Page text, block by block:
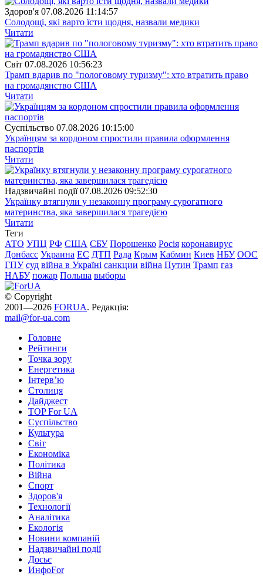
Здоров'я 07.08.2026 11:14:57
Солодощі, які варто їсти щодня, назвали медики
Читати
Свiт 07.08.2026 10:56:23
Трамп вдарив по "пологовому туризму": хто втратить право
на громадянство США
Читати
Суспiльство 07.08.2026 10:15:00
Українцям за кордоном спростили правила оформлення
паспортів
Читати
Надзвичайні події 07.08.2026 09:52:30
Українку втягнули у незаконну програму сурогатного
материнства, яка завершилася трагедією
Читати
Теги
АТО УПЦ РФ США СБУ Порошенко Росія коронавирус
Донбасс Украина ЕС ДТП Рада Крым Кабмин Киев НБУ ООС
ГПУ суд війна в Україні санкции війна Путин Трамп газ
НАБУ пожар Польша выборы
© Copyright
2001—2026 FORUA. Редакція:
mail@for-ua.com
Головне
Рейтинги
Точка зору
Енергетика
Інтерв’ю
Столиця
Дайджест
TOP For UA
Суспiльство
Культура
Світ
Економіка
Політика
Війна
Спорт
Здоров'я
Технології
Аналітика
Екологія
Новини компаній
Надзвичайні події
Досьє
ИнфоFor